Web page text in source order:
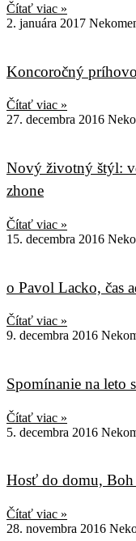
Čítať viac »
2. januára 2017
Koncoročný
Čítať viac »
27. decembra 2016
Nový životný štýl:
zhone
Čítať viac »
15. decembra 2016
o Pavol Lacko, čas
Čítať viac »
9. decembra 2016
Spomínanie na leto
Čítať viac »
5. decembra 2016
Hosť do domu,
Čítať viac »
28. novembra 2016